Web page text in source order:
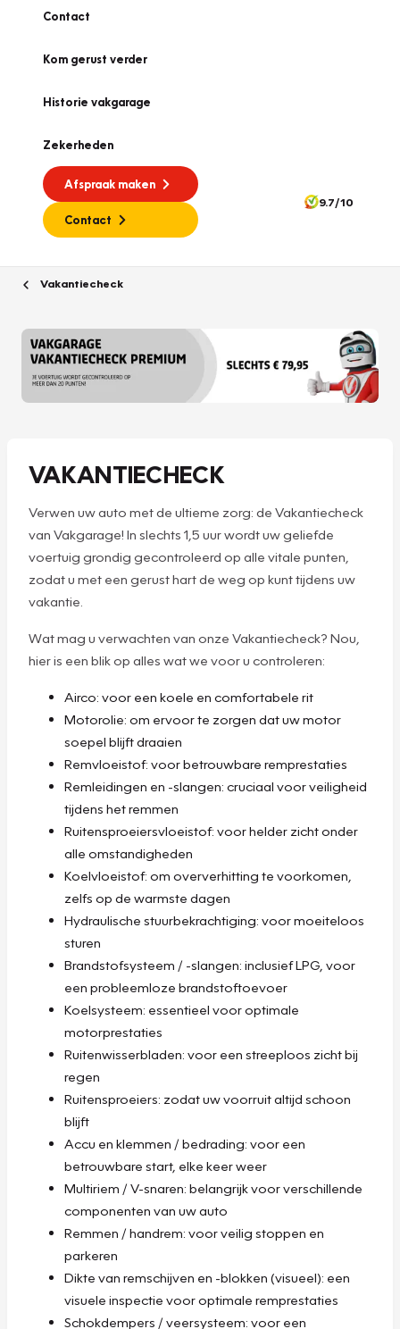
Contact
Kom gerust verder
Historie vakgarage
Zekerheden
Afspraak maken
Contact
9.7/10
Vakantiecheck
VAKANTIECHECK
Verwen uw auto met de ultieme zorg: de Vakantiecheck
van Vakgarage! In slechts 1,5 uur wordt uw geliefde
voertuig grondig gecontroleerd op alle vitale punten,
zodat u met een gerust hart de weg op kunt tijdens uw
vakantie.
Wat mag u verwachten van onze Vakantiecheck? Nou,
hier is een blik op alles wat we voor u controleren:
Airco: voor een koele en comfortabele rit
Motorolie: om ervoor te zorgen dat uw motor
soepel blijft draaien
Remvloeistof: voor betrouwbare remprestaties
Remleidingen en -slangen: cruciaal voor veiligheid
tijdens het remmen
Ruitensproeiersvloeistof: voor helder zicht onder
alle omstandigheden
Koelvloeistof: om oververhitting te voorkomen,
zelfs op de warmste dagen
Hydraulische stuurbekrachtiging: voor moeiteloos
sturen
Brandstofsysteem / -slangen: inclusief LPG, voor
een probleemloze brandstoftoevoer
Koelsysteem: essentieel voor optimale
motorprestaties
Ruitenwisserbladen: voor een streeploos zicht bij
regen
Ruitensproeiers: zodat uw voorruit altijd schoon
blijft
Accu en klemmen / bedrading: voor een
betrouwbare start, elke keer weer
Multiriem / V-snaren: belangrijk voor verschillende
componenten van uw auto
Remmen / handrem: voor veilig stoppen en
parkeren
Dikte van remschijven en -blokken (visueel): een
visuele inspectie voor optimale remprestaties
Schokdempers / veersysteem: voor een